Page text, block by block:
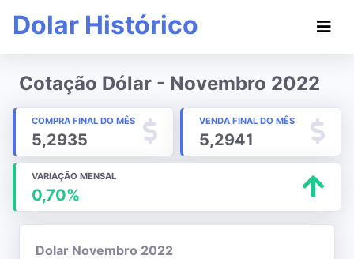
Dolar Histórico
Cotação Dólar - Novembro 2022
COMPRA FINAL DO MÊS
5,2935
VENDA FINAL DO MÊS
5,2941
VARIAÇÃO MENSAL
0,70%
Dolar Novembro 2022